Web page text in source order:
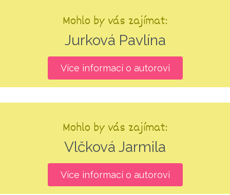
Mohlo by vás zajímat:
Jurková Pavlína
Více informací o autorovi
Mohlo by vás zajímat:
Vlčková Jarmila
Více informací o autorovi